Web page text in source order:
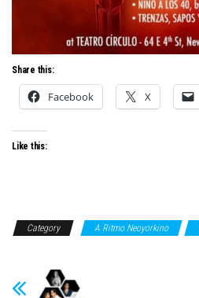
Share this:
Facebook X
Like this:
Category A Ritmo Neoyorkino